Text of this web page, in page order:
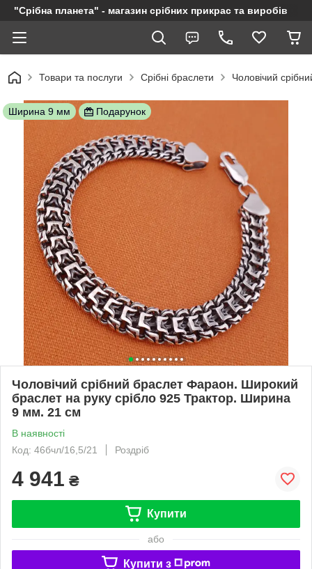
"Срібна планета" - магазин срібних прикрас та виробів
Товари та послуги Срібні браслети Чоловічий
Ширина 9 мм Подарунок
Чоловічий срібний браслет Фараон. Широкий
браслет на руку срібло 925 Трактор. Ширина
9 мм. 21 см
В наявності
Код: 46бчл/16,5/21
Роздріб
4 941 ₴
Купити
або
Купити з